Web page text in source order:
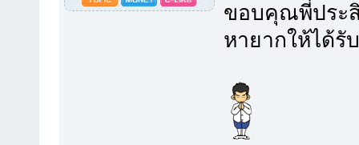
ขอบคุณพี่ประ
หายากให้ได้รั